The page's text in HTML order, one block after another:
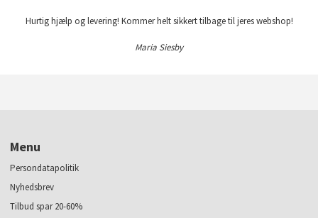
Hurtig hjælp og levering! Kommer helt sikkert tilbage til jeres webshop!
Maria Siesby
Menu
Persondatapolitik
Nyhedsbrev
Tilbud spar 20-60%